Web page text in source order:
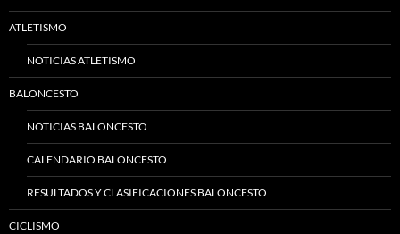
ATLETISMO
NOTICIAS ATLETISMO
BALONCESTO
NOTICIAS BALONCESTO
CALENDARIO BALONCESTO
RESULTADOS Y CLASIFICACIONES BALONCESTO
CICLISMO